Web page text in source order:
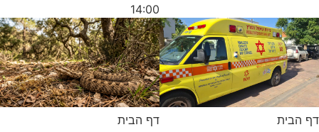
14:00
דף הבית דף הבית